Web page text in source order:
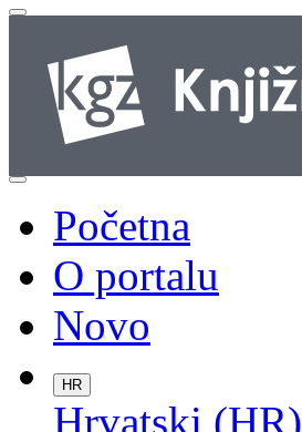
Početna
O portalu
Novo
HR
Hrvatski (HR)